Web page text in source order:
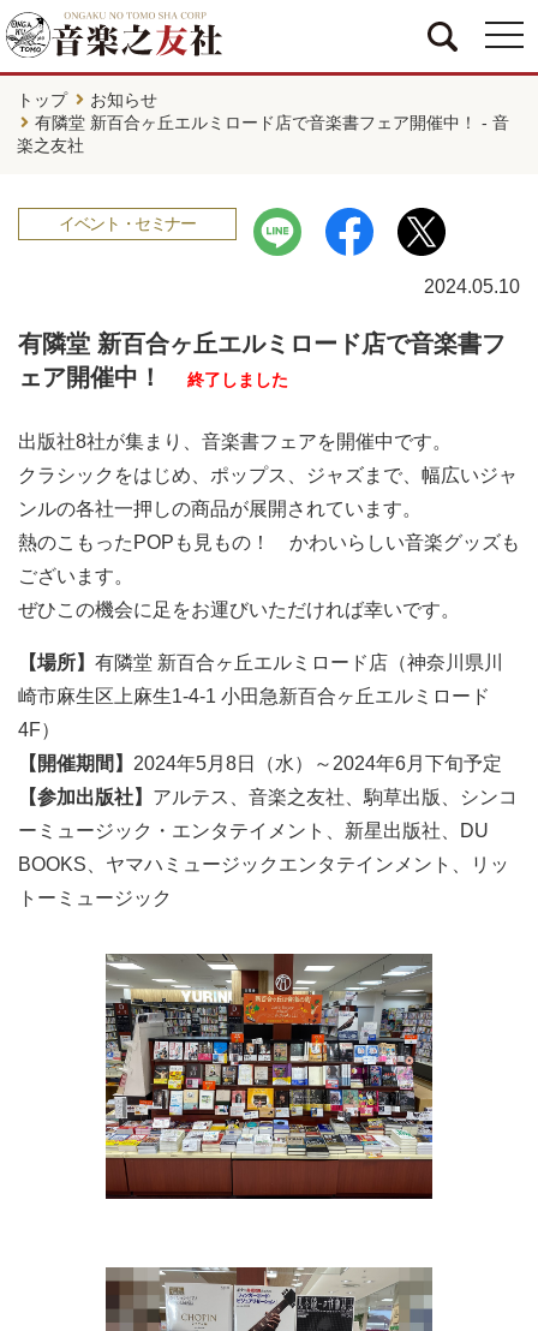
トップ
お知らせ
有隣堂 新百合ヶ丘エルミロード店で音楽書フェア開催中！ - 音
楽之友社
イベント・セミナー
2024.05.10
有隣堂 新百合ヶ丘エルミロード店で音楽書フ
ェア開催中！
終了しました
出版社8社が集まり、音楽書フェアを開催中です。
クラシックをはじめ、ポップス、ジャズまで、幅広いジャ
ンルの各社一押しの商品が展開されています。
熱のこもったPOPも見もの！ かわいらしい音楽グッズも
ございます。
ぜひこの機会に足をお運びいただければ幸いです。
【場所】 有隣堂 新百合ヶ丘エルミロード店（神奈川県川
崎市麻生区上麻生1-4-1 小田急新百合ヶ丘エルミロード
4F）
【開催期間】 2024年5月8日（水）～2024年6月下旬予定
【参加出版社】 アルテス、音楽之友社、駒草出版、シンコ
ーミュージック・エンタテイメント、新星出版社、DU
BOOKS、ヤマハミュージックエンタテインメント、リッ
トーミュージック